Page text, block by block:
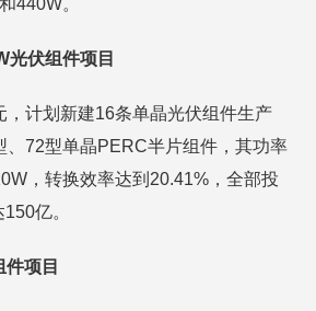
440W。
光伏组件项目
，计划新建16条单晶光伏组件生产
、72型单晶PERC半片组件，其功率
，转换效率达到20.41%，全部投
亿。
项目